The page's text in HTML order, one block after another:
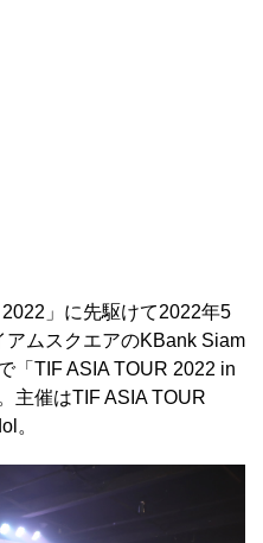
」に先駆けて2022年5
アムスクエアのKBank Siam
「TIF ASIA TOUR 2022 in
主催はTIF ASIA TOUR
。